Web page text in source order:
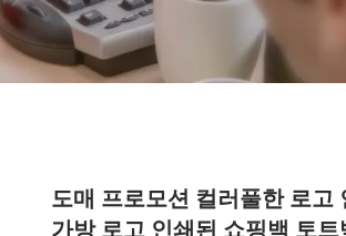
도매 프로모션 컬러풀한 로고
가방 로고 인쇄된 쇼핑백 토트